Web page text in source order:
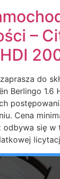
–
do
Berlingo 1.6
Cena
odbywa się w